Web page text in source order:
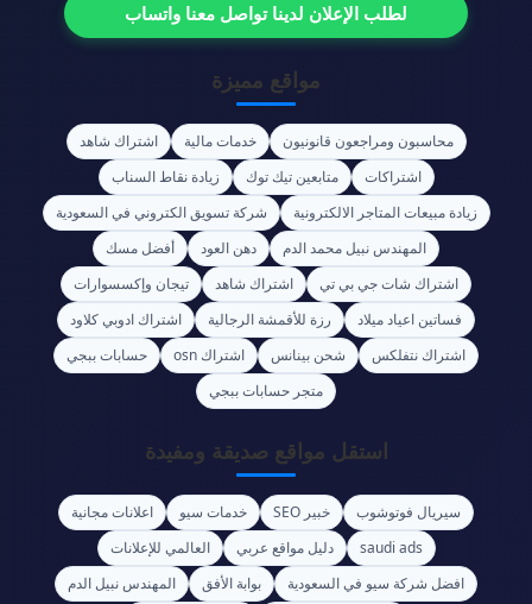
لطلب الإعلان لدينا تواصل معنا واتساب
مواقع مميزة
محاسبون ومراجعون قانونيون خدمات مالية
اشتراك شاهد
اشتراكات
متابعين تيك توك
زيادة نقاط السناب
زيادة مبيعات المتاجر الالكترونية
شركة تسويق الكتروني في السعودية
المهندس نبيل محمد الدم
دهن العود
أفضل مسك
اشتراك شات جي بي تي
اشتراك شاهد
تيجان وإكسسوارات
فساتين اعياد ميلاد
رزة للأقمشة الرجالية
اشتراك ادوبي كلاود
اشتراك نتفلكس
شحن بينانس اشتراك osn
حسابات ببجي
متجر حسابات ببجي
استقل مواقع صديقة ومفيدة
سيريال فوتوشوب خبير SEO خدمات سيو
اعلانات مجانية
saudi ads
دليل مواقع عربي
العالمي للإعلانات
افضل شركة سيو في السعودية
بوابة الأفق المهندس نبيل الدم